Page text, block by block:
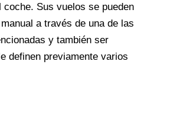
coche. Sus vuelos se pueden
a través de una de las
y también ser
definen previamente varios